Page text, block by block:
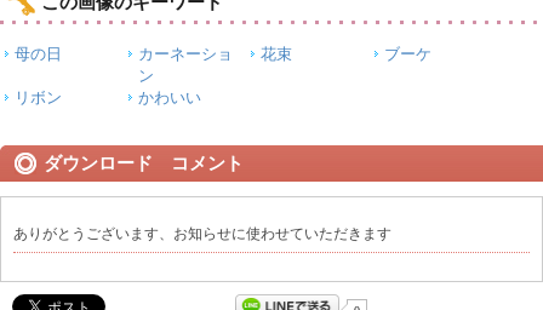
母の日
カーネーショ
ン
花束 ブーケ
リボン かわいい
ダウンロード コメント
ありがとうございます、お知らせに使わせていただきます